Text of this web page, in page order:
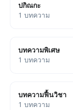
ปกิณกะ
1 บทความ
บทความพิเศษ
1 บทความ
บทความฟื้นวิชา
1 บทความ